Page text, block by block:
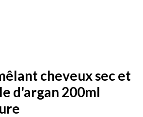
cheveux sec et
d'argan 200ml